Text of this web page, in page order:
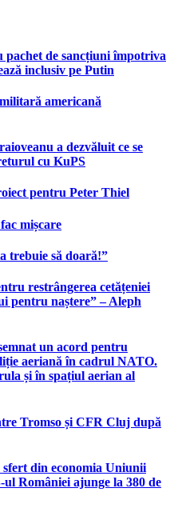
pachet de sancțiuni împotriva
inclusiv pe Putin
americană
a dezvăluit ce se
cu KuPS
pentru Peter Thiel
mișcare
trebuie să doară!”
restrângerea cetățeniei
pentru naștere” – Aleph
un acord pentru
aeriană în cadrul NATO.
și în spațiul aerian al
Tromso și CFR Cluj după
sfert din economia Uniunii
României ajunge la 380 de